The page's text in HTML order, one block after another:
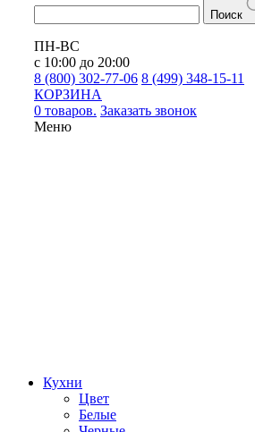
Поиск
ПН-ВС
с 10:00 до 20:00
8 (800) 302-77-06 8 (499) 348-15-11
КОРЗИНА
0 товаров. Заказать звонок
Меню
Кухни
Цвет
Белые